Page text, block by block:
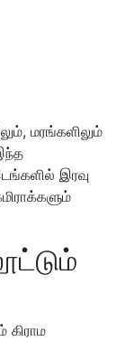
மரங்களிலும்
இரவு
கிராம